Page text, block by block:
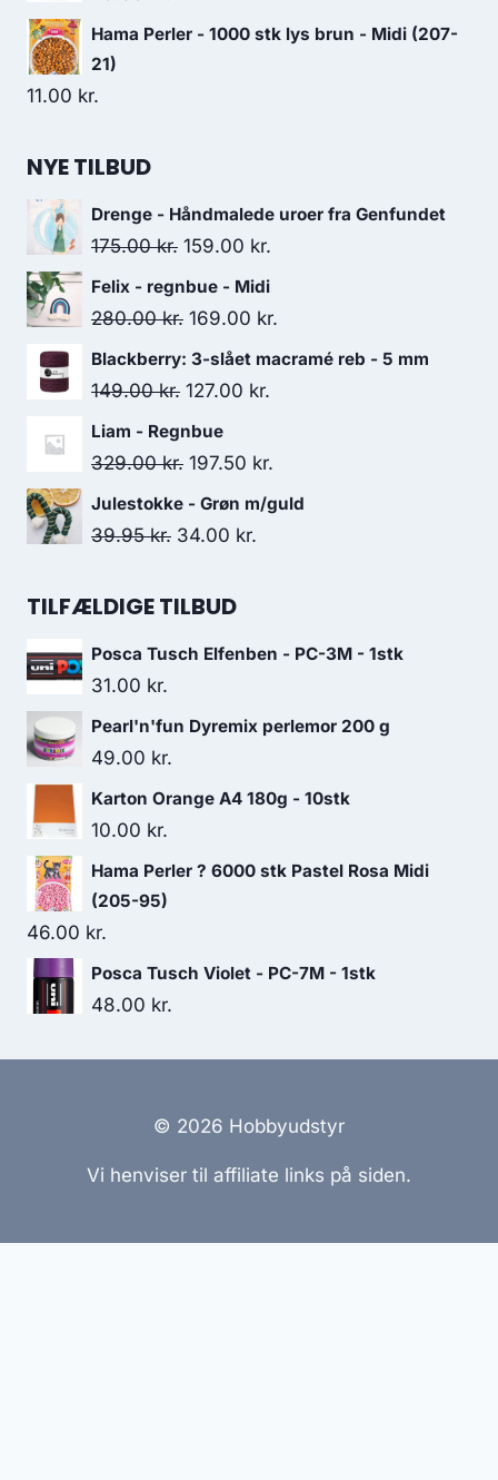
Hama Perler - 1000 stk lys brun - Midi (207-
21)
11.00 kr.
NYE TILBUD
Drenge - Håndmalede uroer fra Genfundet
175.00kr. 159.00 kr.
Felix - regnbue - Midi
280.00kr. 169.00 kr.
Blackberry: 3-slået macramé reb - 5 mm
149.00kr. 127.00 kr.
Liam - Regnbue
329.00kr. 197.50 kr.
Julestokke - Grøn m/guld
39.95kr. 34.00 kr.
TILFÆLDIGE TILBUD
Posca Tusch Elfenben - PC-3M - 1stk
31.00 kr.
Pearl'n'fun Dyremix perlemor 200 g
49.00 kr.
Karton Orange A4 180g - 10stk
10.00 kr.
Hama Perler ? 6000 stk Pastel Rosa Midi
(205-95)
46.00 kr.
Posca Tusch Violet - PC-7M - 1stk
48.00 kr.
© 2026 Hobbyudstyr
Vi henviser til affiliate links på siden.